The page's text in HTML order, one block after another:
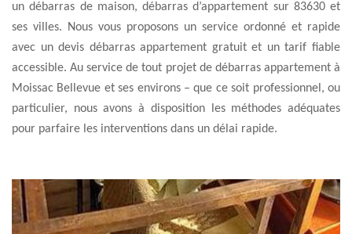
un débarras de maison, débarras d’appartement sur 83630 et
ses villes. Nous vous proposons un service ordonné et rapide
avec un devis débarras appartement gratuit et un tarif fiable
accessible. Au service de tout projet de débarras appartement à
Moissac Bellevue et ses environs – que ce soit professionnel, ou
particulier, nous avons à disposition les méthodes adéquates
pour parfaire les interventions dans un délai rapide.